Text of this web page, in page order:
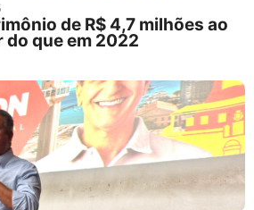
de R$ 4,7 milhões ao
do que em 2022